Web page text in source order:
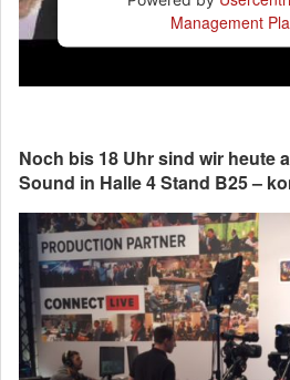
Management
Noch bis 18 Uhr sind wir heute
Sound in Halle 4 Stand B25 –